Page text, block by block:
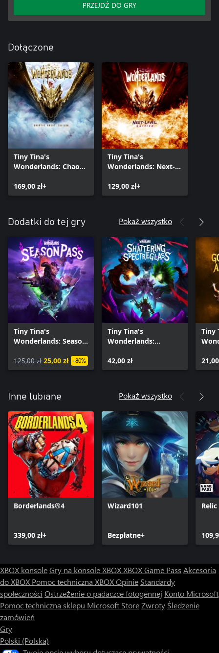
PRZEJDŹ DO GRY
Dołączone
Tiny Tina's
Wonderlands: Chaotic
169,00 zł+
Tiny Tina's
Wonderlands: Next-
129,00 zł+
Dodatki do tej gry Pokaż wszystko
Tiny Tina's
Wonderlands: Season
125,00 zł 25,00 zł -80%
Tiny Tina's
Wonderlands:
Spectreglass
42,00 zł
Tiny
Inne lubiane Pokaż wszystko
Borderlands®4
339,00 zł+
Wizard101
Bezpłatne+
XBOX konsoleGry na konsole XBOXXBOX Game Pass Akcesoria
do XBOX Pomoc techniczna XBOXOpinie Standardy
społeczności Ostrzeżenie o padaczce fotogennej Konto Microsoft
Pomoc techniczna sklepu Microsoft StoreZwroty Śledzenie
zamówień
Gry
Polski (Polska)